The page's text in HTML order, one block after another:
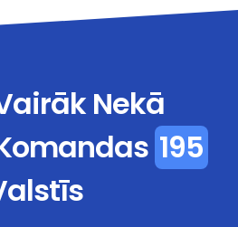
Nekā
195